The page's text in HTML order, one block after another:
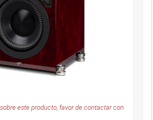
este producto, favor de contactar con